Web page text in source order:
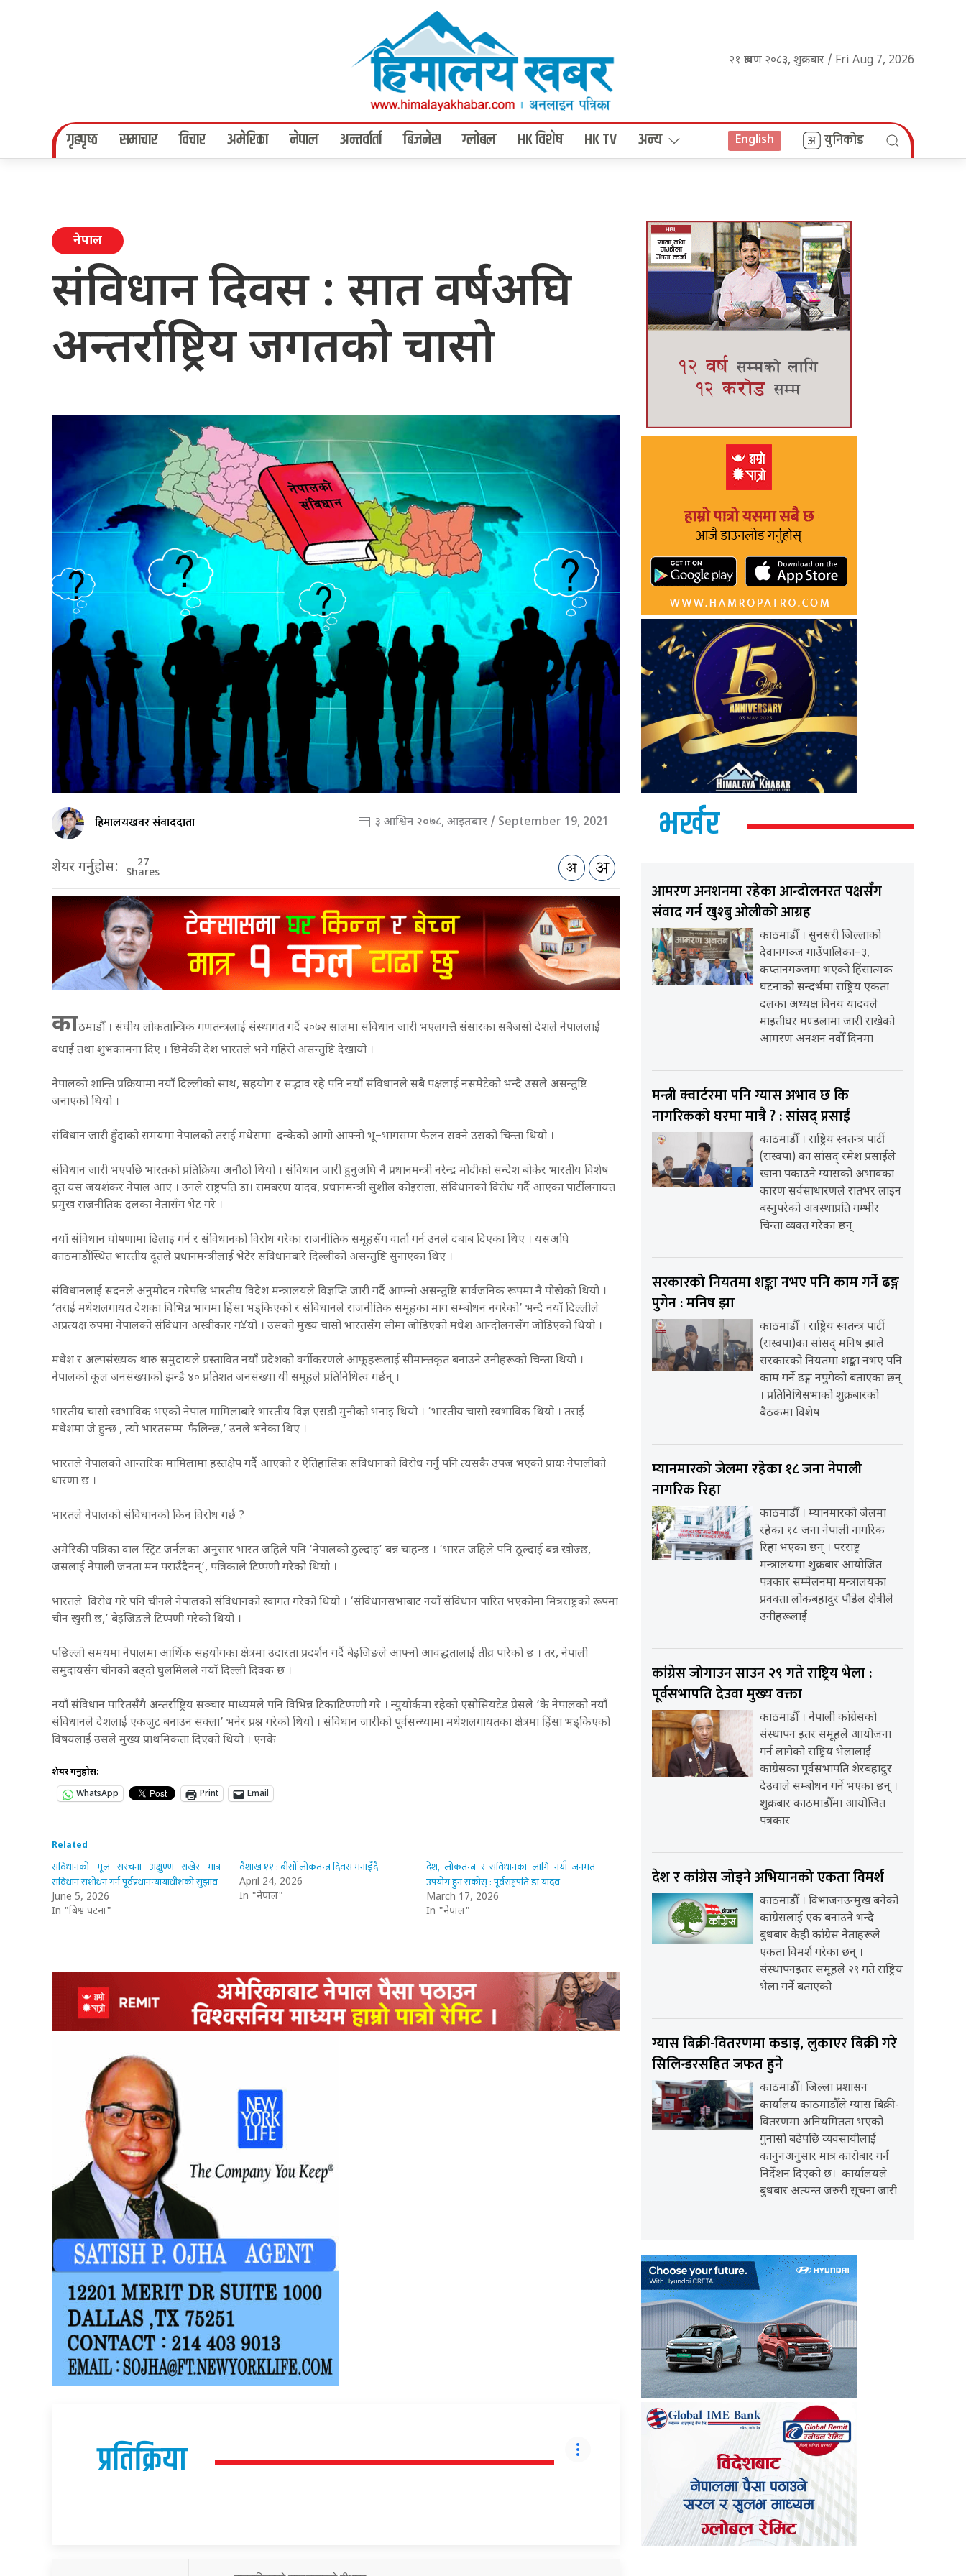
२१ श्रावण २०८३, शुक्रबार / Fri Aug 7, 2026
गृहपृष्‍ठ समाचार विचार अमेरिका नेपाल अन्तर्वार्ता बिजनेस ग्लोबल HK विशेष HK TV अन्य English युनिकोड
नेपाल
संविधान दिवस : सात वर्षअघि
अन्तर्राष्ट्रिय जगतको चासो
हिमालयखवर संवाददाता ३ आश्विन २०७८, आइतबार / September 19, 2021
शेयर गर्नुहोस: 27
Shares
काठमाडौँ । संघीय लोकतान्त्रिक गणतन्त्रलाई संस्थागत गर्दै २०७२ सालमा संविधान जारी भएलगत्तै संसारका सबैजसो देशले नेपाललाई
बधाई तथा शुभकामना दिए । छिमेकी देश भारतले भने गहिरो असन्तुष्टि देखायो ।
नेपालको शान्ति प्रक्रियामा नयाँ दिल्लीको साथ, सहयोग र सद्भाव रहे पनि नयाँ संविधानले सबै पक्षलाई नसमेटेको भन्दै उसले असन्तुष्टि
जनाएको थियो ।
संविधान जारी हुँदाको समयमा नेपालको तराई मधेसमा दन्केको आगो आफ्नो भू–भागसम्म फैलन सक्ने उसको चिन्ता थियो ।
संविधान जारी भएपछि भारतको प्रतिक्रिया अनौठो थियो । संविधान जारी हुनुअघि नै प्रधानमन्त्री नरेन्द्र मोदीको सन्देश बोकेर भारतीय विशेष
दूत यस जयशंकर नेपाल आए । उनले राष्ट्रपति डा। रामबरण यादव, प्रधानमन्त्री सुशील कोइराला, संविधानको विरोध गर्दै आएका पार्टीलगायत
प्रमुख राजनीतिक दलका नेतासँग भेट गरे ।
नयाँ संविधान घोषणामा ढिलाइ गर्न र संविधानको विरोध गरेका राजनीतिक समूहसँग वार्ता गर्न उनले दबाब दिएका थिए । यसअघि
काठमाडौंस्थित भारतीय दूतले प्रधानमन्त्रीलाई भेटेर संविधानबारे दिल्लीको असन्तुष्टि सुनाएका थिए ।
संविधानलाई सदनले अनुमोदन गरेपछि भारतीय विदेश मन्त्रालयले विज्ञप्ति जारी गर्दै आफ्नो असन्तुष्टि सार्वजनिक रूपमा नै पोखेको थियो ।
‘तराई मधेशलगायत देशका विभिन्न भागमा हिंसा भड्किएको र संविधानले राजनीतिक समूहका माग सम्बोधन नगरेको’ भन्दै नयाँ दिल्लीले
अप्रत्यक्ष रुपमा नेपालको संविधान अस्वीकार ग¥यो । उसको मुख्य चासो भारतसँग सीमा जोडिएको मधेश आन्दोलनसँग जोडिएको थियो ।
मधेश र अल्पसंख्यक थारु समुदायले प्रस्तावित नयाँ प्रदेशको वर्गीकरणले आफूहरूलाई सीमान्तकृत बनाउने उनीहरूको चिन्ता थियो ।
नेपालको कूल जनसंख्याको झन्डै ४० प्रतिशत जनसंख्या यी समूहले प्रतिनिधित्व गर्छन् ।
भारतीय चासो स्वभाविक भएको नेपाल मामिलाबारे भारतीय विज्ञ एसडी मुनीको भनाइ थियो । ‘भारतीय चासो स्वभाविक थियो । तराई
मधेशमा जे हुन्छ , त्यो भारतसम्म फैलिन्छ,’ उनले भनेका थिए ।
भारतले नेपालको आन्तरिक मामिलामा हस्तक्षेप गर्दै आएको र ऐतिहासिक संविधानको विरोध गर्नु पनि त्यसकै उपज भएको प्रायः नेपालीको
धारणा छ ।
भारतले नेपालको संविधानको किन विरोध गर्छ ?
अमेरिकी पत्रिका वाल स्ट्रिट जर्नलका अनुसार भारत जहिले पनि ‘नेपालको ठुल्दाइ’ बन्न चाहन्छ । ‘भारत जहिले पनि ठूल्दाई बन्न खोज्छ,
जसलाई नेपाली जनता मन पराउँदैनन्’, पत्रिकाले टिप्पणीे गरेको थियो ।
भारतले विरोध गरे पनि चीनले नेपालको संविधानको स्वागत गरेको थियो । ‘संविधानसभाबाट नयाँ संविधान पारित भएकोमा मित्रराष्ट्रको रूपमा
चीन खुसी छ,’ बेइजिङले टिप्पणी गरेको थियो ।
पछिल्लो समयमा नेपालमा आर्थिक सहयोगका क्षेत्रमा उदारता प्रदर्शन गर्दै बेइजिङले आफ्नो आवद्धतालाई तीव्र पारेको छ । तर, नेपाली
समुदायसँग चीनको बढ्दो घुलमिलले नयाँ दिल्ली दिक्क छ ।
नयाँ संविधान पारितसँगै अन्तर्राष्ट्रिय सञ्चार माध्यमले पनि विभिन्न टिकाटिप्पणी गरे । न्युयोर्कमा रहेको एसोसियटेड प्रेसले ‘के नेपालको नयाँ
संविधानले देशलाई एकजुट बनाउन सक्ला’ भनेर प्रश्न गरेको थियो । संविधान जारीको पूर्वसन्ध्यामा मधेशलगायतका क्षेत्रमा हिंसा भड्किएको
विषयलाई उसले मुख्य प्राथमिकता दिएको थियो । एनके
शेयर गर्नुहोस:
WhatsApp
Print Email
Related
संविधानको मूल संरचना अक्षुण्ण राखेर मात्र
संविधान संशोधन गर्न पूर्वप्रधानन्यायाधीशको सुझाव
June 5, 2026
In "बिश्व घटना"
वैशाख ११ : बीसौँ लोकतन्त्र दिवस मनाइँदै
April 24, 2026
In "नेपाल"
देश, लोकतन्त्र र संविधानका लागि नयाँ जनमत
उपयोग हुन सकोस् : पूर्वराष्ट्रपति डा यादव
March 17, 2026
In "नेपाल"
प्रतिक्रिया
भर्खर
आमरण अनशनमा रहेका आन्दोलनरत पक्षसँग
संवाद गर्न खुश्बु ओलीको आग्रह
काठमाडौँ । सुनसरी जिल्लाको
देवानगञ्ज गाउँपालिका–३,
कप्तानगञ्जमा भएको हिंसात्मक
घटनाको सन्दर्भमा राष्ट्रिय एकता
दलका अध्यक्ष विनय यादवले
माइतीघर मण्डलामा जारी राखेको
आमरण अनशन नवौँ दिनमा
मन्त्री क्वार्टरमा पनि ग्यास अभाव छ कि
नागरिकको घरमा मात्रै ? : सांसद् प्रसाईं
काठमाडौँ । राष्ट्रिय स्वतन्त्र पार्टी
(रास्वपा) का सांसद् रमेश प्रसाईंले
खाना पकाउने ग्यासको अभावका
कारण सर्वसाधारणले रातभर लाइन
बस्नुपरेको अवस्थाप्रति गम्भीर
चिन्ता व्यक्त गरेका छन्
सरकारको नियतमा शङ्का नभए पनि काम गर्ने ढङ्ग
पुगेन : मनिष झा
काठमाडौँ । राष्ट्रिय स्वतन्त्र पार्टी
(रास्वपा)का सांसद् मनिष झाले
सरकारको नियतमा शङ्का नभए पनि
काम गर्ने ढङ्ग नपुगेको बताएका छन्
। प्रतिनिधिसभाको शुक्रबारको
बैठकमा विशेष
म्यानमारको जेलमा रहेका १८ जना नेपाली
नागरिक रिहा
काठमाडौँ । म्यानमारको जेलमा
रहेका १८ जना नेपाली नागरिक
रिहा भएका छन् । परराष्ट्र
मन्त्रालयमा शुक्रबार आयोजित
पत्रकार सम्मेलनमा मन्त्रालयका
प्रवक्ता लोकबहादुर पौडेल क्षेत्रीले
उनीहरूलाई
कांग्रेस जोगाउन साउन २९ गते राष्ट्रिय भेला :
पूर्वसभापति देउवा मुख्य वक्ता
काठमाडौँ । नेपाली कांग्रेसको
संस्थापन इतर समूहले आयोजना
गर्न लागेको राष्ट्रिय भेलालाई
कांग्रेसका पूर्वसभापति शेरबहादुर
देउवाले सम्बोधन गर्ने भएका छन् ।
शुक्रबार काठमाडौँमा आयोजित
पत्रकार
देश र कांग्रेस जोड्ने अभियानको एकता विमर्श
काठमाडौँ । विभाजनउन्मुख बनेको
कांग्रेसलाई एक बनाउने भन्दै
बुधबार केही कांग्रेस नेताहरूले
एकता विमर्श गरेका छन् ।
संस्थापनइतर समूहले २९ गते राष्ट्रिय
भेला गर्ने बताएको
ग्यास बिक्री-वितरणमा कडाइ, लुकाएर बिक्री गरे
सिलिन्डरसहित जफत हुने
काठमाडौँ। जिल्ला प्रशासन
कार्यालय काठमाडौँले ग्यास बिक्री-
वितरणमा अनियमितता भएको
गुनासो बढेपछि व्यवसायीलाई
कानुनअनुसार मात्र कारोबार गर्न
निर्देशन दिएको छ। कार्यालयले
बुधबार अत्यन्त जरुरी सूचना जारी